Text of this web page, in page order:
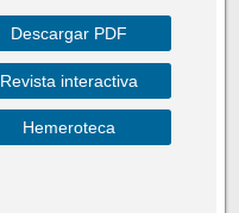
Descargar PDF
Revista interactiva
Hemeroteca